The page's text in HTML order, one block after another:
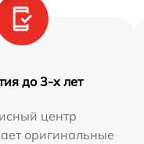
до 3-х лет
центр
оригинальные